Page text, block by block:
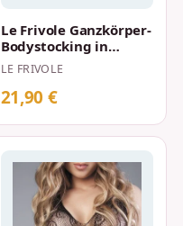
Le Frivole Ganzkörper-
Bodystocking in
Häkeloptik mit
floralem Muster S…
LE FRIVOLE
21,90 €